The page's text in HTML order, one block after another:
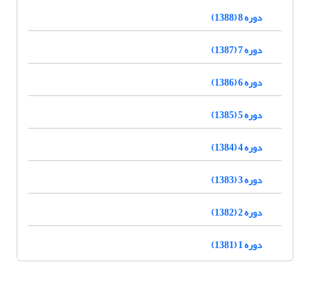
دوره 8 (1388)
دوره 7 (1387)
دوره 6 (1386)
دوره 5 (1385)
دوره 4 (1384)
دوره 3 (1383)
دوره 2 (1382)
دوره 1 (1381)